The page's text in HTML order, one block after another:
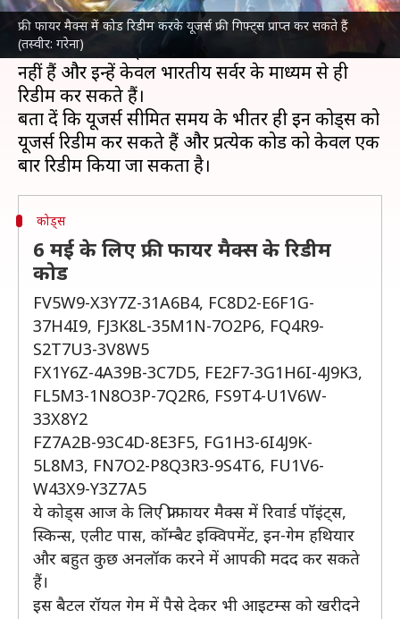
फ्री फायर मैक्स में कोड रिडीम करके यूजर्स फ्री गिफ्ट्स प्राप्त कर सकते हैं
(तस्वीर: गरेना)
लिए आज (6 मई) के रिडीम कोड्स जारी कर दिए हैं।
जारी किए गए कोड्स VPN के जरिए उपयोग करने योग्य
नहीं हैं और इन्हें केवल भारतीय सर्वर के माध्यम से ही
रिडीम कर सकते हैं।
बता दें कि यूजर्स सीमित समय के भीतर ही इन कोड्स को
यूजर्स रिडीम कर सकते हैं और प्रत्येक कोड को केवल एक
कोड्स
6 मई के लिए फ्री फायर मैक्स के रिडीम
कोड
FV5W9-X3Y7Z-31A6B4, FC8D2-E6F1G-
37H4I9, FJ3K8L-35M1N-7O2P6, FQ4R9-
S2T7U3-3V8W5
FX1Y6Z-4A39B-3C7D5, FE2F7-3G1H6I-4J9K3,
FL5M3-1N8O3P-7Q2R6, FS9T4-U1V6W-
33X8Y2
FZ7A2B-93C4D-8E3F5, FG1H3-6I4J9K-
5L8M3, FN7O2-P8Q3R3-9S4T6, FU1V6-
W43X9-Y3Z7A5
ये कोड्स आज के लिए फ्री फायर मैक्स में रिवार्ड पॉइंट्स,
स्किन्स, एलीट पास, कॉम्बैट इक्विपमेंट, इन-गेम हथियार
और बहुत कुछ अनलॉक करने में आपकी मदद कर सकते
हैं।
इस बैटल रॉयल गेम में पैसे देकर भी आइटम्स को खरीदने